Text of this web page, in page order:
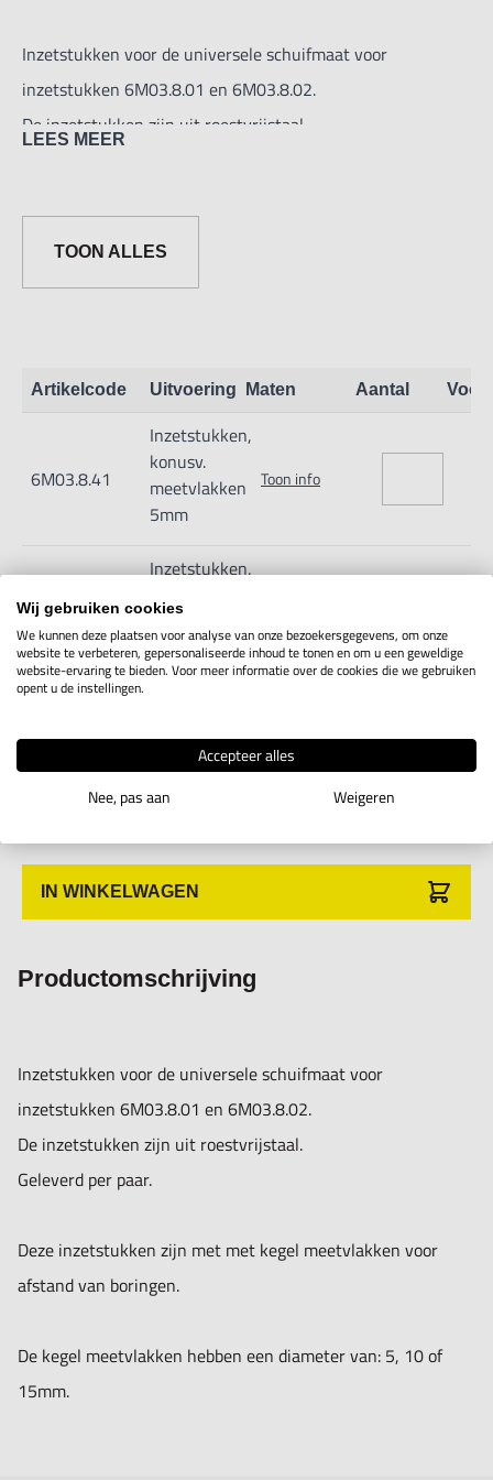
Inzetstukken voor de universele schuifmaat voor
inzetstukken 6M03.8.01 en 6M03.8.02.
De inzetstukken zijn uit roestvrijstaal.
afstand van boringen.
LEES MEER
TOON ALLES
Artikelcode Uitvoering Maten Aantal
6M03.8.41
Inzetstukken,
konusv.
meetvlakken
5mm
Toon info
6M03.8.42
Inzetstukken,
meetvlakken
10mm
6M03.8.43
meetvlakken
15mm
Toon info
IN WINKELWAGEN
Productomschrijving
Inzetstukken voor de universele schuifmaat voor
inzetstukken 6M03.8.01 en 6M03.8.02.
De inzetstukken zijn uit roestvrijstaal.
Geleverd per paar.
Deze inzetstukken zijn met met kegel meetvlakken voor
afstand van boringen.
De kegel meetvlakken hebben een diameter van: 5, 10 of
15mm.
Wij gebruiken cookies
We kunnen deze plaatsen voor analyse van onze bezoekersgegevens, om onze
website te verbeteren, gepersonaliseerde inhoud te tonen en om u een geweldige
website-ervaring te bieden. Voor meer informatie over de cookies die we gebruiken
opent u de instellingen.
Accepteer alles
Nee, pas aan
Weigeren